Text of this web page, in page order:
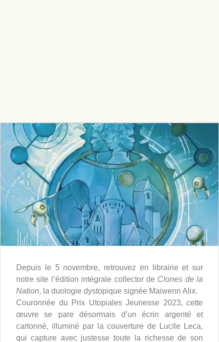
Depuis le 5 novembre, retrouvez en librairie et sur
notre site l’édition intégrale collector de Clones de la
Nation, la duologie dystopique signée Maiwenn Alix.
Couronnée du Prix Utopiales Jeunesse 2023, cette
œuvre se pare désormais d’un écrin argenté et
cartonné, illuminé par la couverture de Lucile Leca,
qui capture avec justesse toute la richesse de son